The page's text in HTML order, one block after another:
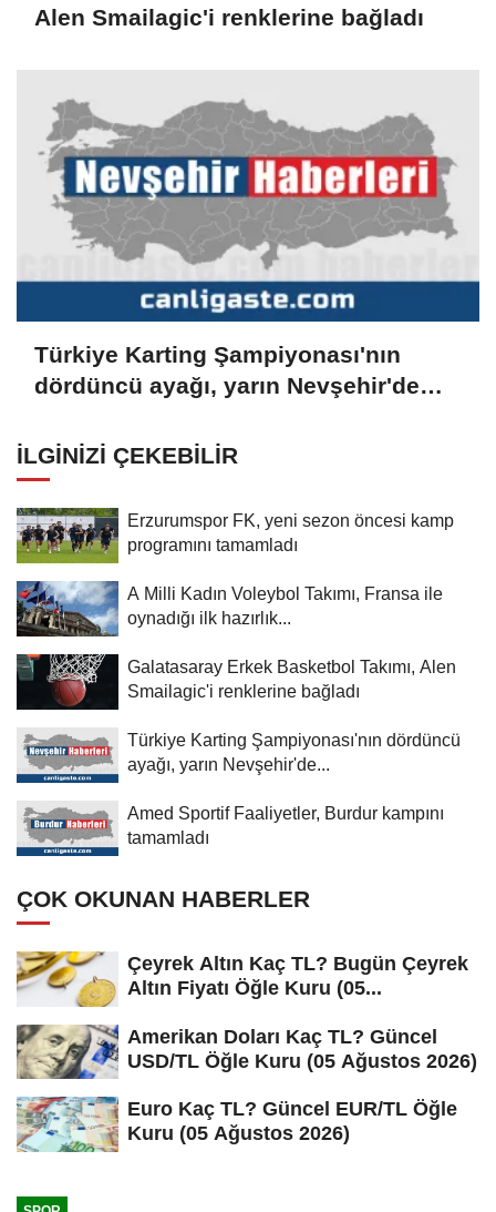
Alen Smailagic'i renklerine bağladı
Türkiye Karting Şampiyonası'nın
dördüncü ayağı, yarın Nevşehir'de
İLGINIZI ÇEKEBILIR
Erzurumspor FK, yeni sezon öncesi kamp
programını tamamladı
A Milli Kadın Voleybol Takımı, Fransa ile
oynadığı ilk hazırlık...
Galatasaray Erkek Basketbol Takımı, Alen
Smailagic'i renklerine bağladı
Türkiye Karting Şampiyonası'nın dördüncü
ayağı, yarın Nevşehir'de...
Amed Sportif Faaliyetler, Burdur kampını
tamamladı
ÇOK OKUNAN HABERLER
Çeyrek Altın Kaç TL? Bugün Çeyrek
Altın Fiyatı Öğle Kuru (05...
Amerikan Doları Kaç TL? Güncel
USD/TL Öğle Kuru (05 Ağustos 2026)
Euro Kaç TL? Güncel EUR/TL Öğle
Kuru (05 Ağustos 2026)